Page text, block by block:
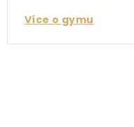
Více o gymu